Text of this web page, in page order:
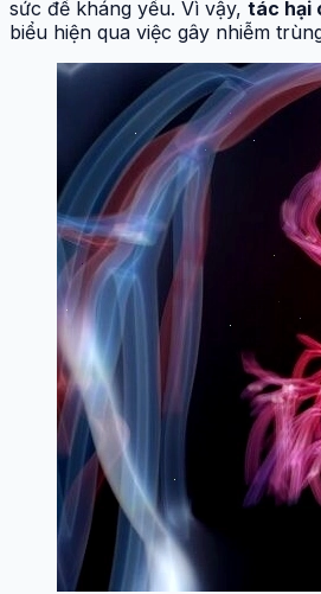
sức đề kháng yếu. Vì vậy, tác hại
biểu hiện qua việc gây nhiễm